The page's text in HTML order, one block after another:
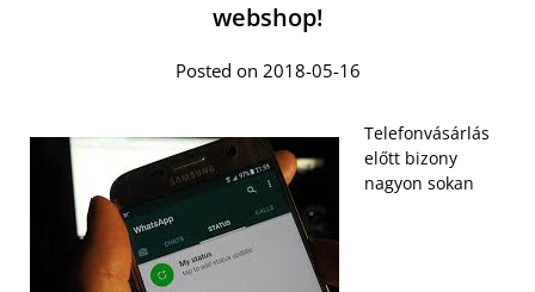
webshop!
Posted on 2018-05-16
Telefonvásárlás
előtt bizony
nagyon sokan